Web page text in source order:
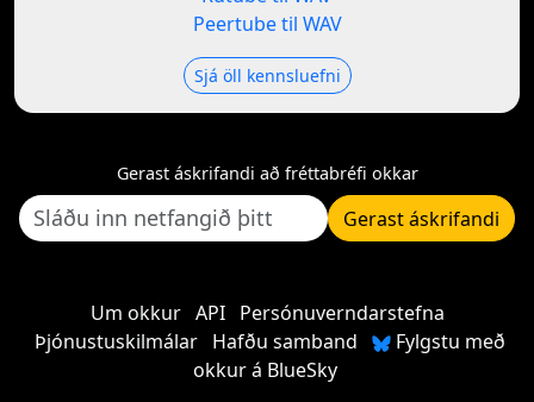
Peertube til WAV
Sjá öll kennsluefni
Gerast áskrifandi að fréttabréfi okkar
Gerast áskrifandi
Um okkur API
Persónuverndarstefna
Þjónustuskilmálar
Hafðu samband
Fylgstu með
okkur á BlueSky